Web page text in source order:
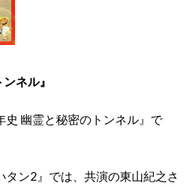
ネル』
幽霊と秘密のトンネル』で
ン2』では、共演の東山紀之さ